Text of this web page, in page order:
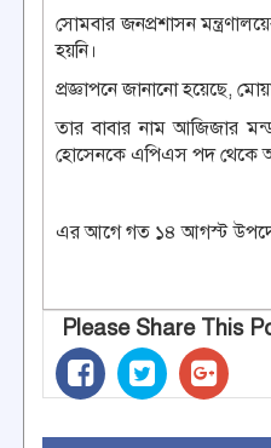
সোমবার জনপ্রশাসন
হয়নি।
প্রজ্ঞাপনে জানানো হয়েছে,
তার বাবার নাম আজিজার
হোসেনকে এপিএস পদ থেকে
এর আগে গত ১৪ আগস্ট
Please Share This